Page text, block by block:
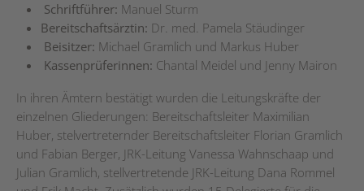
Schriftführer: Manuel Sturm
Bereitschaftsärztin: Dr. med. Pamela Stäudinger
Beisitzer: Michael Gramlich und Markus Huber
Kassenprüferinnen: Chantal Meidel und Jenny Mairon
In ihren Ämtern bestätigt wurden die Leitungskräfte der
einzelnen Gliederungen: Bereitschaftsleiter Maximilian
Huber, stelvertreternder Bereitschaftsleiter Florian Gramlich
und Fabian Berger, JRK-Leitung Vanessa Wahnschaap und
Julian Gramlich, stellvertretende JRK-Leitung Dana Rommel